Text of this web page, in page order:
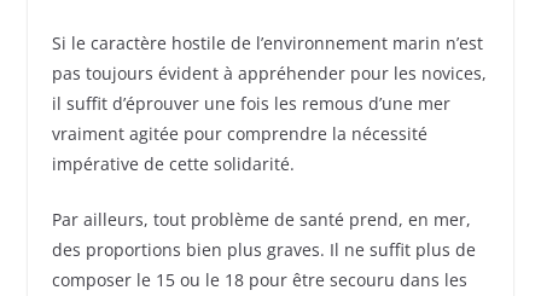
Si le caractère hostile de l’environnement marin n’est
pas toujours évident à appréhender pour les novices,
il suffit d’éprouver une fois les remous d’une mer
vraiment agitée pour comprendre la nécessité
impérative de cette solidarité.
Par ailleurs, tout problème de santé prend, en mer,
des proportions bien plus graves. Il ne suffit plus de
composer le 15 ou le 18 pour être secouru dans les